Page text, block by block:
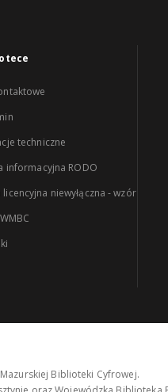
techniczne
informacyjna RODO
licencyjna niewyłączna - wzór
Biblioteki Cyfrowej.